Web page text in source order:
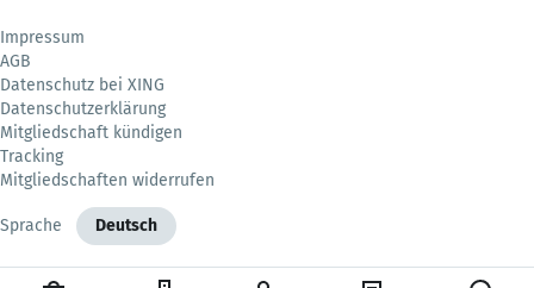
Impressum
AGB
Datenschutz bei XING
Datenschutzerklärung
Mitgliedschaft kündigen
Tracking
Mitgliedschaften widerrufen
Sprache Deutsch